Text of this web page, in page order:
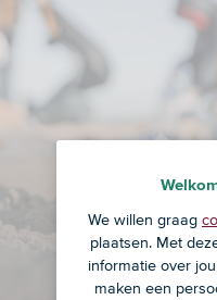
We willen graag
plaatsen. Met
informatie over
maken een